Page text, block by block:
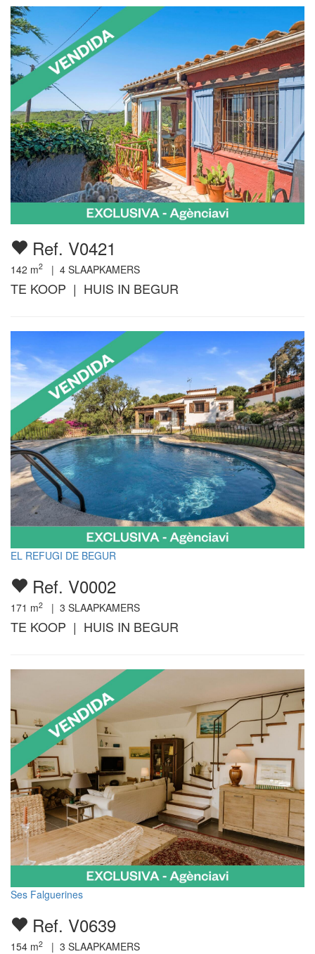
Ref. V0421
142 m2 | 4 SLAAPKAMERS
TE KOOP | HUIS IN BEGUR
EL REFUGI DE BEGUR
Ref. V0002
171 m2 | 3 SLAAPKAMERS
TE KOOP | HUIS IN BEGUR
Ses Falguerines
Ref. V0639
154 m2 | 3 SLAAPKAMERS